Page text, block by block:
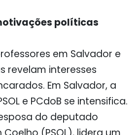
políticas
em Salvador e
revelam interesses
Em Salvador, a
e PCdoB se intensifica.
do deputado